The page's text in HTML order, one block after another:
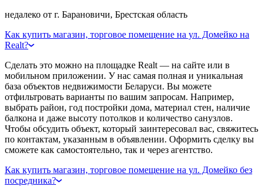
недалеко от г. Барановичи, Брестская область
Как купить магазин, торговое помещение на ул. Домейко на
Realt?
Сделать это можно на площадке Realt — на сайте или в
мобильном приложении. У нас самая полная и уникальная
база объектов недвижимости Беларуси. Вы можете
отфильтровать варианты по вашим запросам. Например,
выбрать район, год постройки дома, материал стен, наличие
балкона и даже высоту потолков и количество санузлов.
Чтобы обсудить объект, который заинтересовал вас, свяжитесь
по контактам, указанным в объявлении. Оформить сделку вы
сможете как самостоятельно, так и через агентство.
Как купить магазин, торговое помещение на ул. Домейко без
посредника?